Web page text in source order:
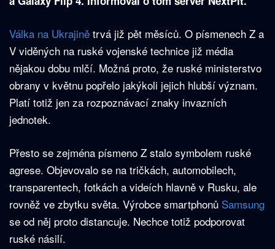
Válka na Ukrajině trvá již pět měsíců. O písmenech Z a
V viděných na ruské vojenské technice již média
nějakou dobu mlčí. Možná proto, že ruské ministerstvo
obrany v květnu popřelo jakýkoli jejich hlubší význam.
Platí totiž jen za rozpoznávací znaky invazních
jednotek.
Přesto se zejména písmeno Z stalo symbolem ruské
agrese. Objevovalo se na tričkách, automobilech,
transparentech, fotkách a videích hlavně v Rusku, ale
rovněž ve zbytku světa. Výrobce smartphonů Samsung
se od něj proto distancuje. Nechce totiž podporovat
ruské násilí.